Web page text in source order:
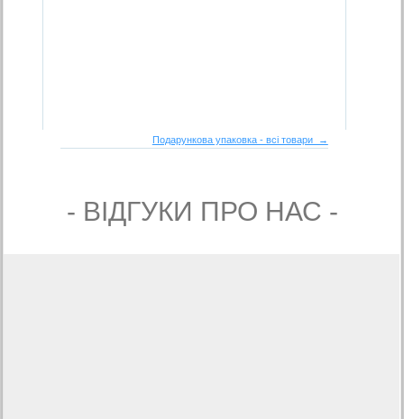
Подарункова упаковка - всі товари →
- ВIДГУКИ ПРО НАС -